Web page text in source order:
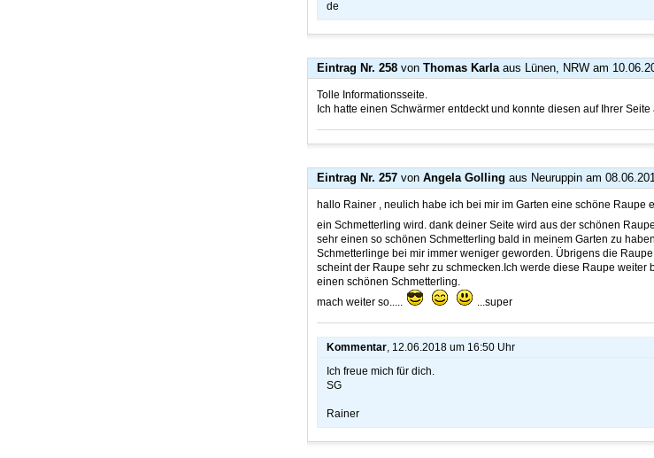
de
Eintrag Nr. 258 von Thomas Karla aus Lünen, NRW am
Tolle Informationsseite.
Ich hatte einen Schwärmer entdeckt und konnte diesen auf Ihrer
Eintrag Nr. 257 von Angela Golling aus Neuruppin am
hallo Rainer , neulich habe ich bei mir im Garten eine schöne Raupe
ein Schmetterling wird. dank deiner Seite wird aus der schönen
sehr einen so schönen Schmetterling bald in meinem Garten zu
Schmetterlinge bei mir immer weniger geworden. Übrigens die
scheint der Raupe sehr zu schmecken.Ich werde diese Raupe weiter
einen schönen Schmetterling.
mach weiter so.....
...super
Kommentar, 12.06.2018 um 16:50 Uhr
Ich freue mich für dich.
SG
Rainer